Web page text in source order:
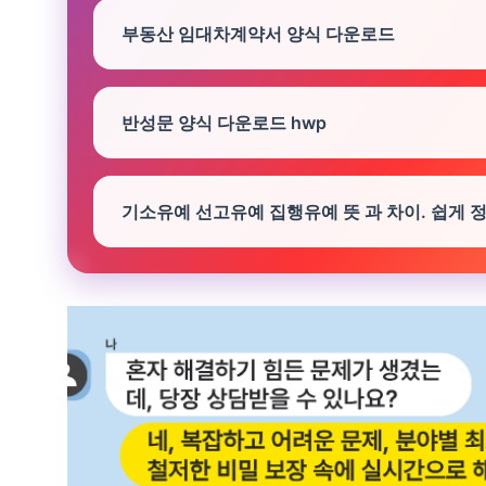
부동산 임대차계약서 양식 다운로드
반성문 양식 다운로드 hwp
기소유예 선고유예 집행유예 뜻 과 차이. 쉽게